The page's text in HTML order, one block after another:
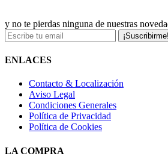
y no te pierdas ninguna de nuestras
¡Suscribirme!
ENLACES
Contacto & Localización
Aviso Legal
Condiciones Generales
Política de Privacidad
Política de Cookies
LA COMPRA